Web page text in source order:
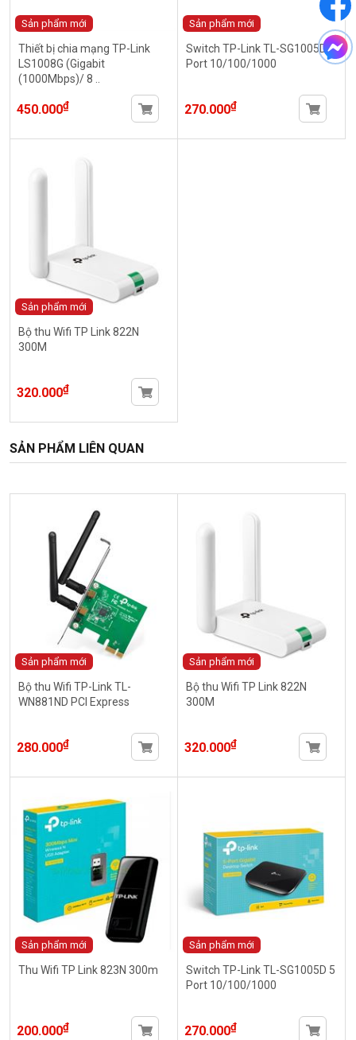
Sản phẩm mới
Thiết bị chia mạng TP-Link
LS1008G (Gigabit
(1000Mbps)/ 8 ..
450.000₫
Sản phẩm mới
Switch TP-Link TL-SG1005D 5
Port 10/100/1000
270.000₫
Sản phẩm mới
Bộ thu Wifi TP Link 822N
300M
320.000₫
SẢN PHẨM LIÊN QUAN
Sản phẩm mới
Bộ thu Wifi TP-Link TL-
WN881ND PCI Express
280.000₫
Sản phẩm mới
Bộ thu Wifi TP Link 822N
300M
320.000₫
Sản phẩm mới
Thu Wifi TP Link 823N 300m
200.000₫
Sản phẩm mới
Switch TP-Link TL-SG1005D 5
Port 10/100/1000
270.000₫